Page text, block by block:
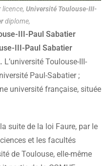
licence, Université Toulouse-III-
diplome,
III-Paul Sabatier
III-Paul Sabatier
. L’université Toulouse-III-
Paul-Sabatier ;
université française, située
suite de la loi Faure, par le
et les facultés
de Toulouse, elle-même